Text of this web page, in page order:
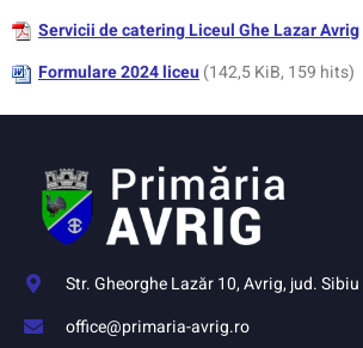
Servicii de catering Liceul Ghe Lazar Avrig
Formulare 2024 liceu(142,5 KiB, 159 hits)
Str. Gheorghe Lazăr 10, Avrig, jud. Sibiu
office@primaria-avrig.ro